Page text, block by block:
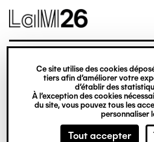
Gestion des cookies
Ce site utilise des cookies
tiers afin d’améliorer votre
d’établir des
À l’exception des cookies
du site, vous pouvez tous les
personnaliser
Tout accepter
contenu